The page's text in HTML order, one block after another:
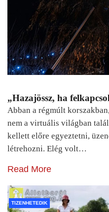
„Hazajössz, ha
Abban a régmúlt
nem a virtuális világban
kellett előre egyeztetni,
létrehozni. Elég volt…
Read More
TIZENHETEDIK